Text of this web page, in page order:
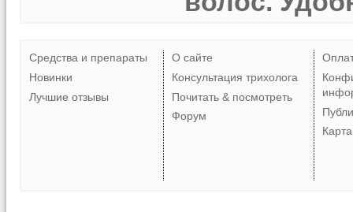
Средства и препараты
Новинки
Лучшие отзывы
О сайте
Консультация трихолога
Почитать & посмотреть
Форум